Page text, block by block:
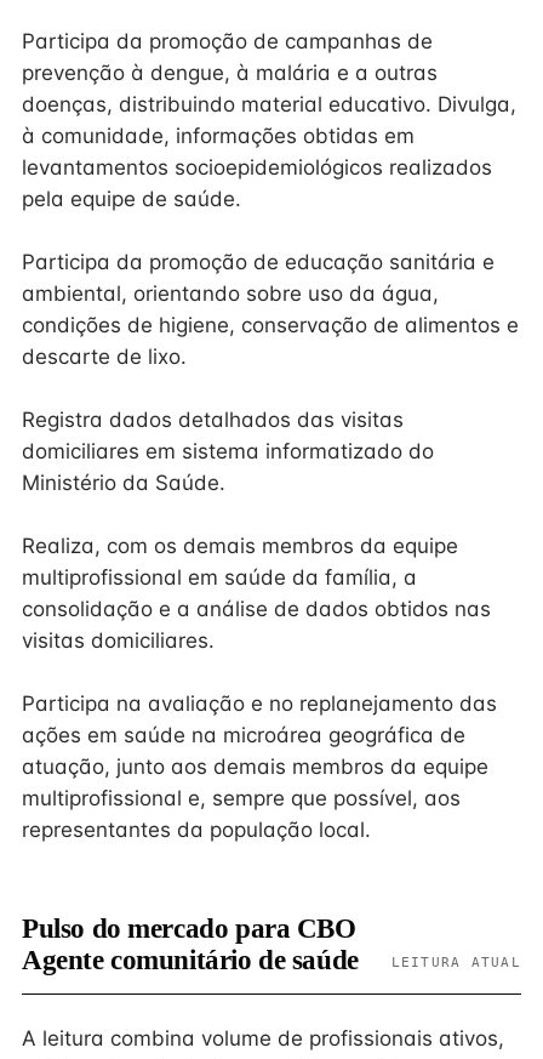
Participa da promoção de campanhas de
prevenção à dengue, à malária e a outras
doenças, distribuindo material educativo. Divulga,
à comunidade, informações obtidas em
levantamentos socioepidemiológicos realizados
pela equipe de saúde.
Participa da promoção de educação sanitária e
ambiental, orientando sobre uso da água,
condições de higiene, conservação de alimentos e
descarte de lixo.
Registra dados detalhados das visitas
domiciliares em sistema informatizado do
Ministério da Saúde.
Realiza, com os demais membros da equipe
multiprofissional em saúde da família, a
consolidação e a análise de dados obtidos nas
visitas domiciliares.
Participa na avaliação e no replanejamento das
ações em saúde na microárea geográfica de
atuação, junto aos demais membros da equipe
multiprofissional e, sempre que possível, aos
representantes da população local.
Pulso do mercado para CBO
Agente comunitário de saúde
LEITURA ATUAL
A leitura combina volume de profissionais ativos,